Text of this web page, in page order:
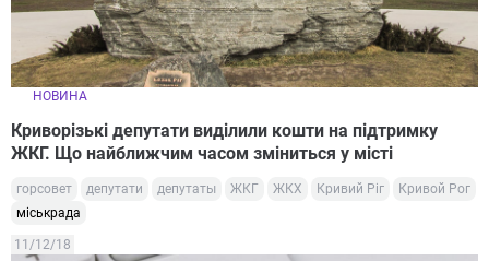
НОВИНА
Криворізькі депутати виділили кошти на підтримку
ЖКГ. Що найближчим часом зміниться у місті
горсовет депутати депутаты ЖКГ ЖКХ Кривий Ріг
Кривой Рог
міськрада
11/12/18